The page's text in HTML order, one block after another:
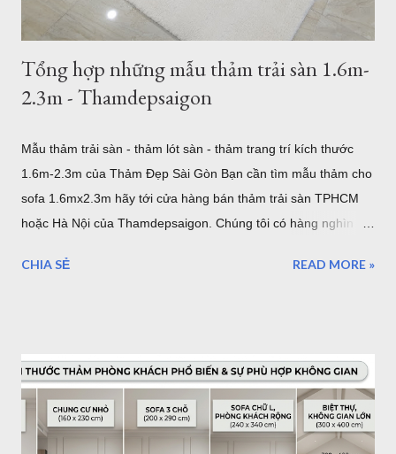
Tổng hợp những mẫu thảm trải sàn 1.6m-
2.3m - Thamdepsaigon
Mẫu thảm trải sàn - thảm lót sàn - thảm trang trí kích thước
1.6m-2.3m của Thảm Đẹp Sài Gòn Bạn cần tìm mẫu thảm cho
sofa 1.6mx2.3m hãy tới cửa hàng bán thảm trải sàn TPHCM
hoặc Hà Nội của Thamdepsaigon. Chúng tôi có hàng nghìn
phòng khách, phòng ngủ, phòng ăn... mẫu thảm cho sofa
Giao hàng - Thanh toán - Bảo Hành.. Địa chỉ mua thảm trải
sàn ở TPHCM - Hà Nội Giới thiệu thảm trải sàn - thảm trang trí
của Thảm Đẹp. Thảm Đẹp Sài Gòn là đơn vị phân phối thảm
Thổ Nhĩ Kỳ với kho hàng - cửa hàng thảm ở TPHCM và Hà
CHIA SẺ READ MORE »